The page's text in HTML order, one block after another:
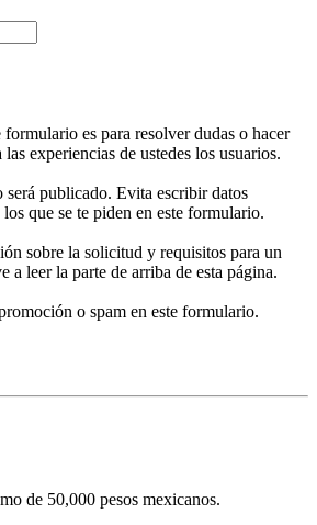
es para resolver dudas o hacer
experiencias de ustedes los usuarios.
publicado. Evita escribir datos
que se te piden en este formulario.
sobre la solicitud y requisitos para un
a leer la parte de arriba de esta página.
o spam en este formulario.
de 50,000 pesos mexicanos.